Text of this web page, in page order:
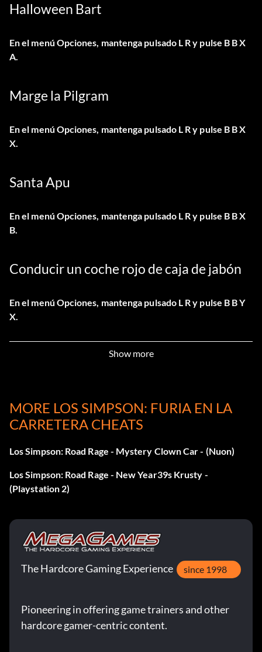
Halloween Bart
En el menú Opciones, mantenga pulsado L R y pulse B B X
A.
Marge la Pilgram
En el menú Opciones, mantenga pulsado L R y pulse B B X
X.
Santa Apu
En el menú Opciones, mantenga pulsado L R y pulse B B X
B.
Conducir un coche rojo de caja de jabón
En el menú Opciones, mantenga pulsado L R y pulse B B Y
X.
Conduce como Smithers en el coche del
En el menú Opciones, mantenga pulsado L R y pulse B B Y
Y.
Conducir un autobús nuclear
En el menú Opciones, mantenga pulsado L R y pulse B B Y
Dinero extra
En el menú Opciones, mantenga pulsado L R y pulse Y Y Y.
Vistas de cámara adicionales
Show more
MORE LOS SIMPSON: FURIA EN LA
CARRETERA CHEATS
Los Simpson: Road Rage - Mystery Clown Car - (Nuon)
Los Simpson: Road Rage - New Year39s Krusty -
(Playstation 2)
The Hardcore Gaming Experience since 1998
Pioneering in offering game trainers and other
hardcore gamer-centric content.